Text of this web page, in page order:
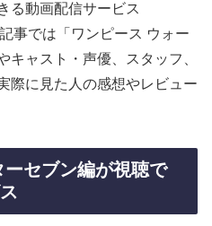
る動画配信サービス
事では「ワンピース ウォー
キャスト・声優、スタッフ、
際に見た人の感想やレビュー
セブン編が視聴で